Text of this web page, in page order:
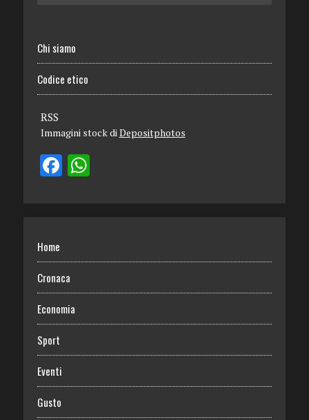
Chi siamo
Codice etico
RSS
Immagini stock di Depositphotos
Home
Cronaca
Economia
Sport
Eventi
Gusto